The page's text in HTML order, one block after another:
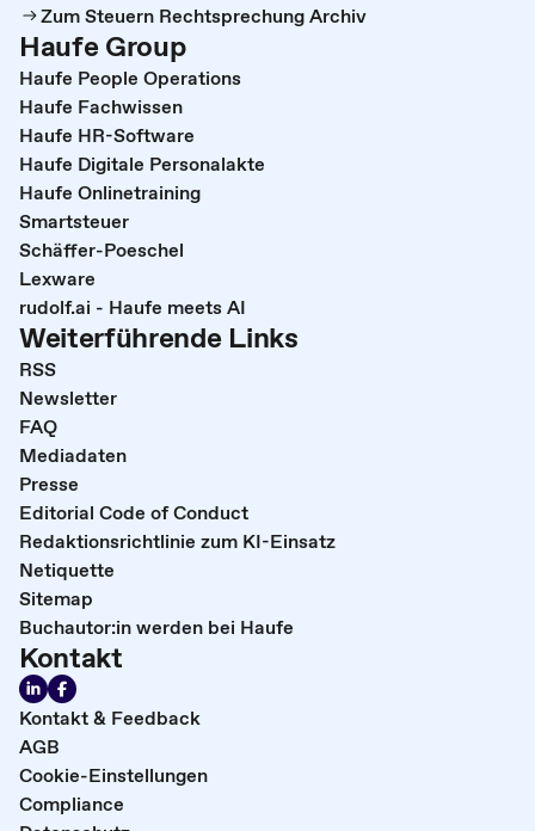
Zum Steuern Rechtsprechung Archiv
Haufe Group
Haufe People Operations
Haufe Fachwissen
Haufe HR-Software
Haufe Digitale Personalakte
Haufe Onlinetraining
Smartsteuer
Schäffer-Poeschel
Lexware
rudolf.ai - Haufe meets AI
Weiterführende Links
RSS
Newsletter
FAQ
Mediadaten
Presse
Editorial Code of Conduct
Redaktionsrichtlinie zum KI-Einsatz
Netiquette
Sitemap
Buchautor:in werden bei Haufe
Kontakt
Kontakt & Feedback
AGB
Cookie-Einstellungen
Compliance